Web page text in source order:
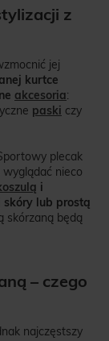
z
jej
kurtce
akcesoria:
paski czy
plecak
nieco
i
lub prostą
skórzaną będą
– czego
najczęstszy